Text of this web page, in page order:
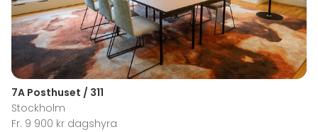
7A Posthuset / 311
Stockholm
Fr. 9 900 kr dagshyra